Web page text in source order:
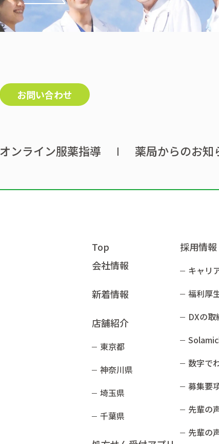
お問い合わせ
オンライン服薬指導 薬局からのお知
Top
会社情報
新着情報
店舗紹介
東京都
神奈川県
埼玉県
千葉県
採用情報
キャリ
福利厚
DXの取
数字で
募集要
先輩の
先輩の